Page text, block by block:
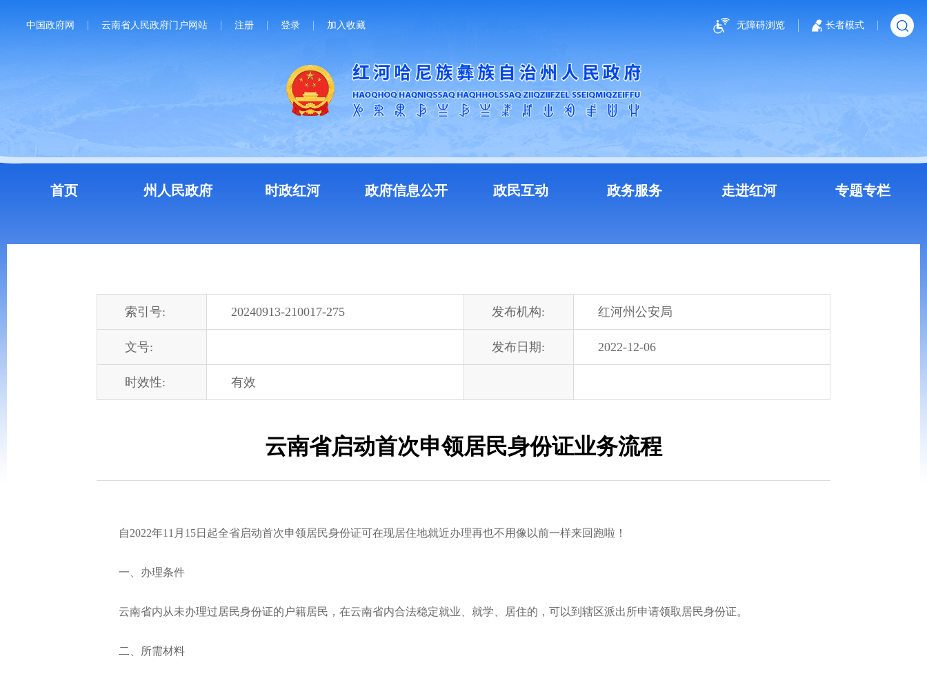
中国政府网 云南省人民政府门户网站 注册 登录 加入收藏 无障碍浏览 长者模式
首页 州人民政府 时政红河 政府信息公开 政民互动 政务服务 走进红河 专题专栏
索引号: 20240913-210017-275 发布机构: 红河州公安局
文号: 发布日期: 2022-12-06
时效性: 有效
云南省启动首次申领居民身份证业务流程
自2022年11月15日起全省启动首次申领居民身份证可在现居住地就近办理再也不用像以前一样来回跑啦！
一、办理条件
云南省内从未办理过居民身份证的户籍居民，在云南省内合法稳定就业、就学、居住的，可以到辖区派出所申请领取居民身份证。
二、所需材料